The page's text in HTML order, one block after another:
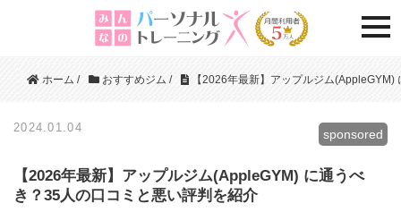
ホーム / おすすめジム / 【2026年最新】アップルジム
sponsored
2024.01.04
【2026年最新】アップルジム(AppleGYM) に通うべ
き？35人の口コミと悪い評判を紹介